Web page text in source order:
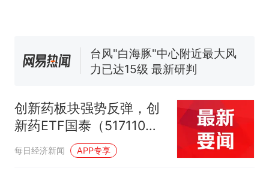
人生
力已达15级 最新研判
佛山一中学招聘物理教师，笔
已叫停招聘，成立调查组全面
核查
笔试第一被第二名传话劝弃考
官方通报
享界G9车型预售价公布：
43.98万起
创新药板块强势反弹，创
新药ETF国泰（517110）
盘中大涨超5.7%
每日经济新闻 APP专享